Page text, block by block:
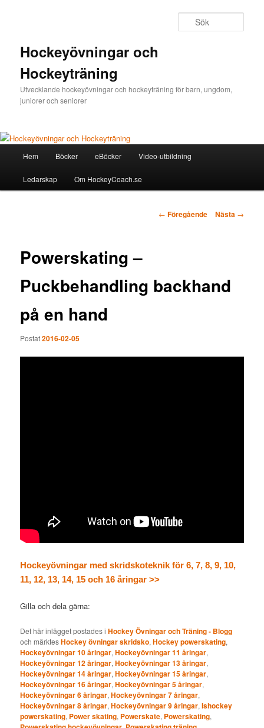
Hockeyövningar och
Hockeyträning
Utvecklande hockeyövningar och hockeyträning för barn, ungdom,
juniorer och seniorer
Hoppa
till
Hem Böcker eBöcker Video-utbildning
Ledarskap Om HockeyCoach.se
Inläggsnavigering
← Föregående Nästa →
Powerskating –
Puckbehandling backhand
på en hand
Postat2016-02-05
Hockeyövningar med skridskoteknik för 6, 7, 8, 9, 10,
11, 12, 13, 14, 15 och 16 åringar >>
Gilla och dela gärna:
Det här inlägget postades iHockey Övningar och Träning - Blogg
och märktesHockey övningar skridsko,Hockey powerskating,
Hockeyövningar 10 åringar,Hockeyövningar 11 åringar,
Hockeyövningar 12 åringar,Hockeyövningar 13 åringar,
Hockeyövningar 14 åringar,Hockeyövningar 15 åringar,
Hockeyövningar 16 åringar,Hockeyövningar 5 åringar,
Hockeyövningar 6 åringar,Hockeyövningar 7 åringar,
Hockeyövningar 8 åringar,Hockeyövningar 9 åringar,Ishockey
powerskating, Power skating, Powerskate, Powerskating,